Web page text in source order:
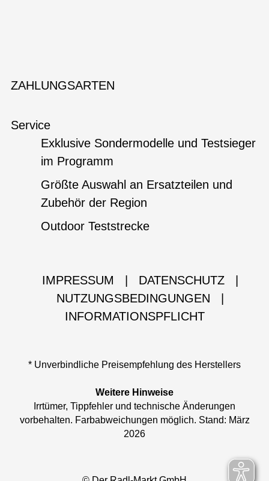
ZAHLUNGSARTEN
Service
Exklusive Sondermodelle und Testsieger
im Programm
Größte Auswahl an Ersatzteilen und
Zubehör der Region
Outdoor Teststrecke
IMPRESSUM DATENSCHUTZ
NUTZUNGSBEDINGUNGEN
INFORMATIONSPFLICHT
* Unverbindliche Preisempfehlung des Herstellers
Weitere Hinweise
Irrtümer, Tippfehler und technische Änderungen
vorbehalten. Farbabweichungen möglich. Stand: März
2026